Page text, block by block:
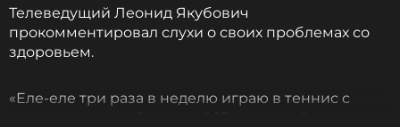
Телеведущий Леонид Якубович
прокомментировал слухи о своих проблемах со
здоровьем.
«Еле-еле три раза в неделю играю в теннис с